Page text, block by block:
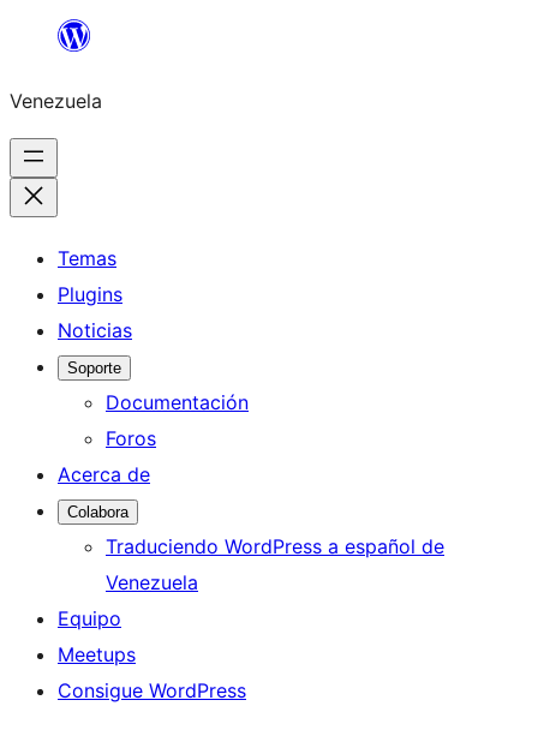
Saltar
contenido
Venezuela
Temas
Plugins
Noticias
Soporte
Documentación
Foros
Acerca de
Colabora
Traduciendo WordPress a español de
Venezuela
Equipo
Meetups
Consigue WordPress